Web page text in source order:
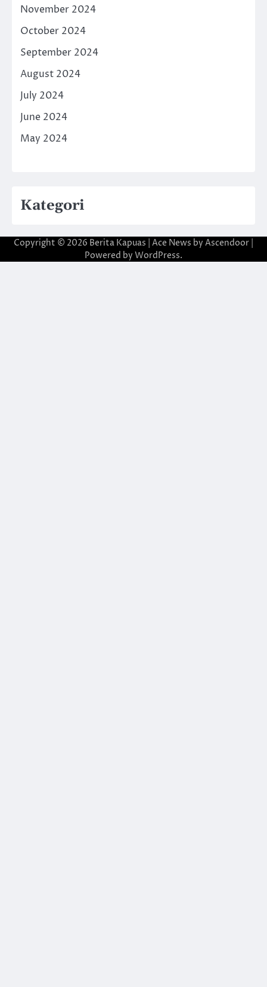
November 2024
October 2024
September 2024
August 2024
July 2024
June 2024
May 2024
Kategori
Copyright © 2026 Berita Kapuas | Ace News by Ascendoor
Powered by WordPress.